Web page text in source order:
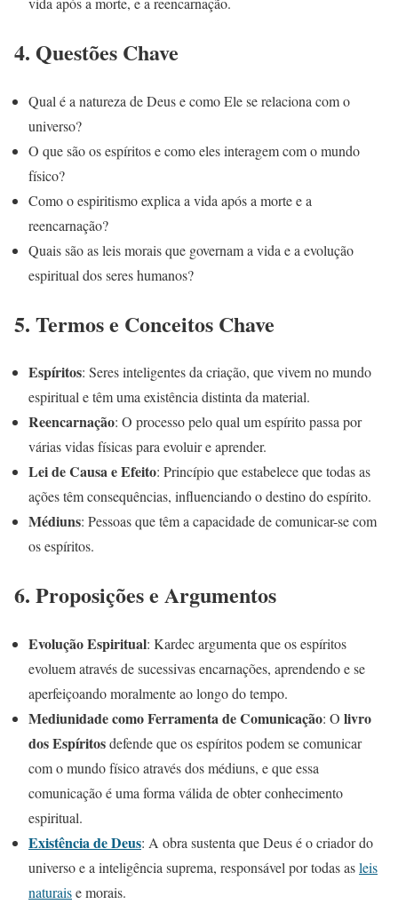
4. Questões Chave
Qual é a natureza de Deus e como Ele se relaciona com o
universo?
O que são os espíritos e como eles interagem com o mundo
físico?
Como o espiritismo explica a vida após a morte e a
reencarnação?
Quais são as leis morais que governam a vida e a evolução
espiritual dos seres humanos?
5. Termos e Conceitos Chave
Espíritos: Seres inteligentes da criação, que vivem no mundo
espiritual e têm uma existência distinta da material.
Reencarnação: O processo pelo qual um espírito passa por
várias vidas físicas para evoluir e aprender.
Lei de Causa e Efeito: Princípio que estabelece que todas as
ações têm consequências, influenciando o destino do espírito.
Médiuns: Pessoas que têm a capacidade de comunicar-se com
os espíritos.
6. Proposições e Argumentos
Evolução Espiritual: Kardec argumenta que os espíritos
evoluem através de sucessivas encarnações, aprendendo e se
aperfeiçoando moralmente ao longo do tempo.
Mediunidade como Ferramenta de Comunicação: O livro
dos Espíritosdefende que os espíritos podem se comunicar
com o mundo físico através dos médiuns, e que essa
comunicação é uma forma válida de obter conhecimento
espiritual.
Existência de Deus: A obra sustenta que Deus é o criador do
universo e a inteligência suprema, responsável por todas asleis
naturaise morais.